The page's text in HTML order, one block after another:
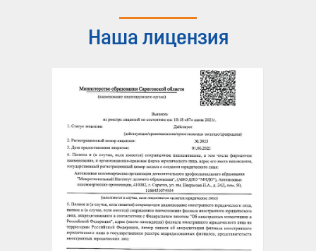
Наша лицензия